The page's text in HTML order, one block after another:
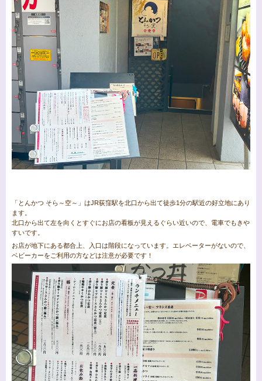
「とんかつ そら～空～」はJR荻窪駅を北口から出て徒歩1分の駅近の好立地にあり
ます。
北口から出て左を向くとすぐにお店の看板が見えるぐらい近いので、電車でもきや
すいです。
お店が地下にある都合上、入口は階段になっています。エレベーターがないので、
ベビーカーをご利用の方などは注意が必要です！